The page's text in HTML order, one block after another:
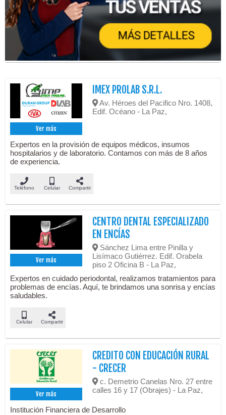
Ver más
IMEX PROLAB S.R.L.
Av. Héroes del Pacifico Nro. 1408,
Edif. Océano - La Paz,
Expertos en la provisión de equipos médicos, insumos
hospitalarios y de laboratorio. Contamos con más de 8 años
de experiencia.
Teléfono Celular Compartir
Ver más
CENTRO DENTAL ESPECIALIZADO
EN ENCÍAS
Sánchez Lima entre Pinilla y
Lisímaco Gutiérrez. Edif. Orabela
piso 2 Oficina B - La Paz,
Expertos en cuidado periodontal, realizamos tratamientos para
problemas de encías. Aquí, te brindamos una sonrisa y encías
saludables.
Celular Compartir
Ver más
CREDITO CON EDUCACIÓN RURAL
- CRECER
c. Demetrio Canelas Nro. 27 entre
calles 16 y 17 (Obrajes) - La Paz,
Institución Financiera de Desarrollo